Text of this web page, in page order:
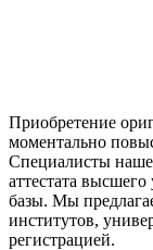
Приобретение
моментально
Специалисты
аттестата
базы. Мы
институтов,
регистрацией.